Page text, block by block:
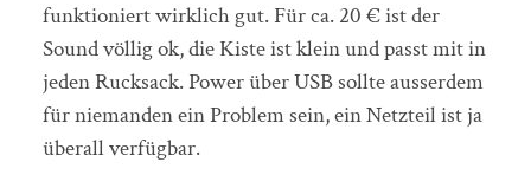
funktioniert wirklich gut. Für ca. 20 € ist der
Sound völlig ok, die Kiste ist klein und passt mit in
jeden Rucksack. Power über USB sollte ausserdem
für niemanden ein Problem sein, ein Netzteil ist ja
überall verfügbar.